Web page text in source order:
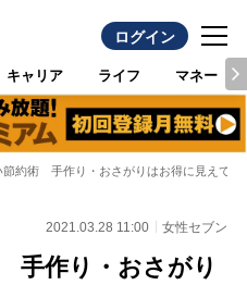
ログイン
キャリア ライフ マネー
節約術 手作り・おさがりはお得に見えて意
2021.03.28 11:00 女性セブン
手作り・おさがり